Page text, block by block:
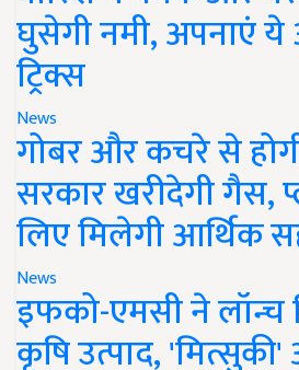
घुसेगी नमी, अपनाएं
ट्रिक्स
News
गोबर और कचरे से
सरकार खरीदेगी गैस,
लिए मिलेगी आर्थिक
News
इफको-एमसी ने लॉन्च
कृषि उत्पाद,